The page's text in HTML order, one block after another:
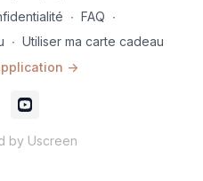
∙ FAQ ∙
∙ Utiliser ma carte cadeau
->
by Uscreen